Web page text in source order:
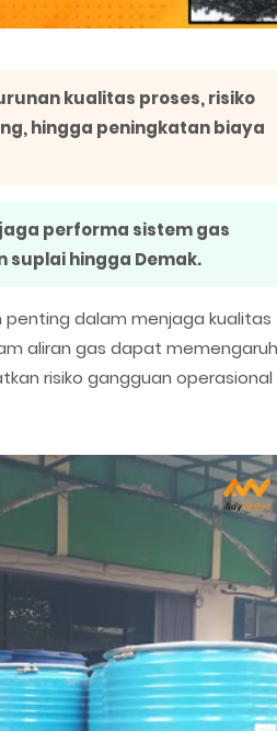
kualitas proses, risiko
hingga peningkatan biaya
performa sistem gas
hingga Demak.
penting dalam menjaga kualitas
aliran gas dapat
risiko gangguan operasional